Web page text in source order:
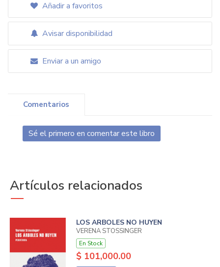
Añadir a favoritos
Avisar disponibilidad
Enviar a un amigo
Comentarios
Sé el primero en comentar este libro
Artículos relacionados
LOS ARBOLES NO HUYEN
VERENA STOSSINGER
En Stock
$ 101,000.00